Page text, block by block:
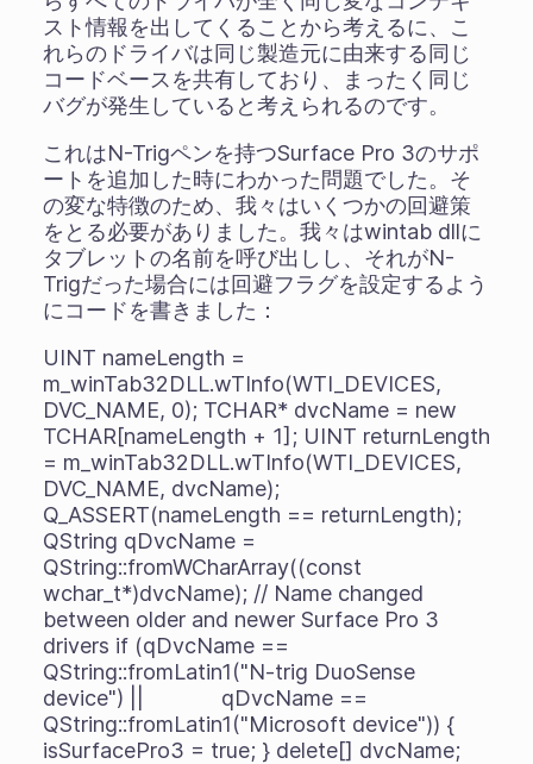
スト情報を出してくることから考えるに、こ
れらのドライバは同じ製造元に由来する同じ
コードベースを共有しており、まったく同じ
バグが発生していると考えられるのです。
これはN-Trigペンを持つSurface Pro 3のサポ
ートを追加した時にわかった問題でした。そ
の変な特徴のため、我々はいくつかの回避策
をとる必要がありました。我々はwintab dllに
タブレットの名前を呼び出しし、それがN-
Trigだった場合には回避フラグを設定するよう
にコードを書きました：
UINT nameLength =
m_winTab32DLL.wTInfo(WTI_DEVICES,
DVC_NAME, 0); TCHAR* dvcName = new
TCHAR[nameLength + 1]; UINT returnLength
= m_winTab32DLL.wTInfo(WTI_DEVICES,
DVC_NAME, dvcName);
Q_ASSERT(nameLength == returnLength);
QString qDvcName =
QString::fromWCharArray((const
wchar_t*)dvcName); // Name changed
between older and newer Surface Pro 3
drivers if (qDvcName ==
QString::fromLatin1("N-trig DuoSense
device") || qDvcName ==
QString::fromLatin1("Microsoft device")) {
isSurfacePro3 = true; } delete[] dvcName;